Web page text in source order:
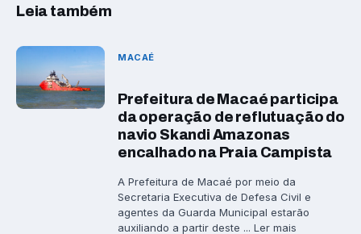
Leia também
MACAÉ
Prefeitura de Macaé participa
da operação de reflutuação do
navio Skandi Amazonas
encalhado na Praia Campista
A Prefeitura de Macaé por meio da
Secretaria Executiva de Defesa Civil e
agentes da Guarda Municipal estarão
auxiliando a partir deste ... Ler mais